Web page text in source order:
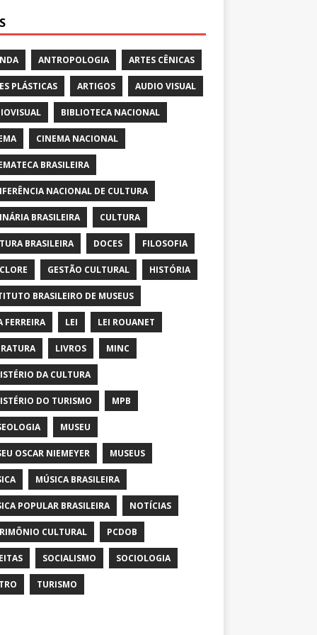
ANTROPOLOGIA ARTES CÊNICAS
PLÁSTICAS ARTIGOS AUDIO VISUAL
BIBLIOTECA NACIONAL
CINEMA NACIONAL
BRASILEIRA
NACIONAL DE CULTURA
BRASILEIRA CULTURA
BRASILEIRA DOCES FILOSOFIA
GESTÃO CULTURAL HISTÓRIA
BRASILEIRO DE MUSEUS
FERREIRA LEI LEI ROUANET
LIVROS MINC
DA CULTURA
DO TURISMO MPB
MUSEU
OSCAR NIEMEYER MUSEUS
MÚSICA BRASILEIRA
POPULAR BRASILEIRA NOTÍCIAS
CULTURAL PCDOB
SOCIALISMO SOCIOLOGIA
TURISMO